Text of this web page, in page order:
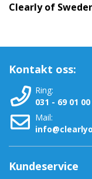
Clearly of
Kontakt oss:
Ring:
031 - 69 01
Mail:
Kundeservice